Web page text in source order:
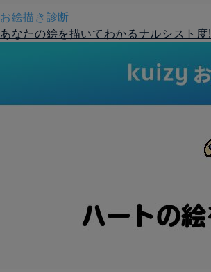
お絵描き診断
あなたの絵を描いてわかるナルシスト度!